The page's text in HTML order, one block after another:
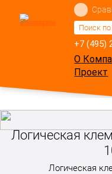
+7 (495)
О
Проект
Логическая
Логическая